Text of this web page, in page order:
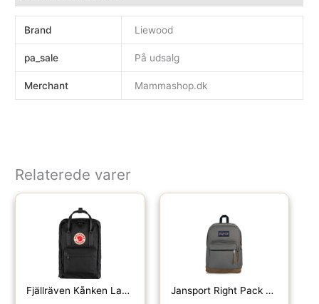
Brand Liewood
pa_sale På udsalg
Merchant Mammashop.dk
Relaterede varer
Fjällräven Kånken Laptop 13” 13L-black – Skoletasker / -rygsække Jansport Right Pack 28L rygsæk-graphite grey – Skoletasker / -rygsække